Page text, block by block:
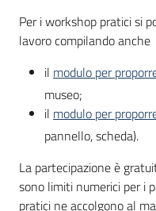
Per i workshop pratici si
lavoro compilando anche
il modulo per
museo;
il modulo per
pannello, scheda).
La partecipazione è
sono limiti numerici per i
pratici ne accolgono al